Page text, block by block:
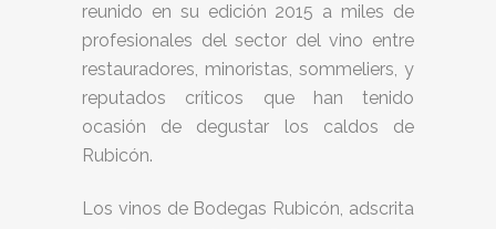
reunido en su edición 2015 a miles de
profesionales del sector del vino entre
restauradores, minoristas, sommeliers, y
reputados críticos que han tenido
ocasión de degustar los caldos de
Rubicón.
Los vinos de Bodegas Rubicón, adscrita